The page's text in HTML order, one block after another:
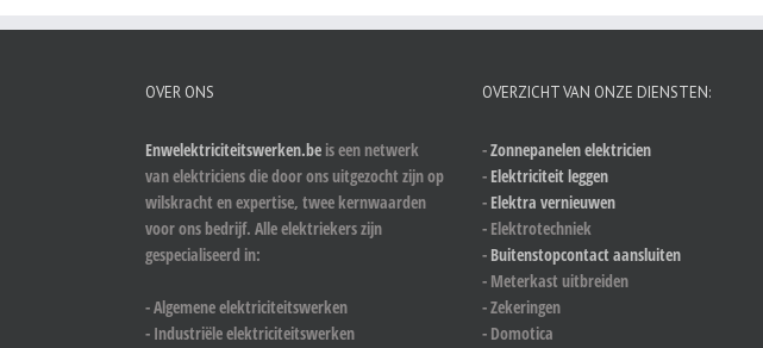
OVER ONS
Enwelektriciteitswerken.be is een netwerk
van elektriciens die door ons uitgezocht zijn op
wilskracht en expertise, twee kernwaarden
voor ons bedrijf. Alle elektriekers zijn
gespecialiseerd in:
- Algemene elektriciteitswerken
- Industriële elektriciteitswerken
OVERZICHT VAN ONZE DIENSTEN:
-Zonnepanelen elektricien
- Elektriciteit leggen
- Elektra vernieuwen
- Elektrotechniek
- Buitenstopcontact aansluiten
- Meterkast uitbreiden
- Zekeringen
- Domotica